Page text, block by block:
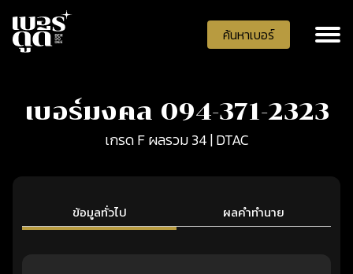
ค้นหาเบอร์
เบอร์มงคล 094-371-2323
เกรด F ผลรวม 34 | DTAC
ข้อมูลทั่วไป ผลคำทำนาย